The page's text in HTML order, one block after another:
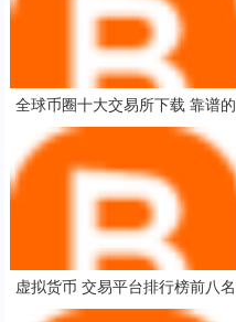
全球币圈十大交易所下载 靠谱的
炒币平台有哪些？2025
虚拟货币 交易平台排行榜前八名
知名比特币交易平台